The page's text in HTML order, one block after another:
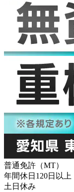
普通免許（MT）
年間休日120日以上
土日休み